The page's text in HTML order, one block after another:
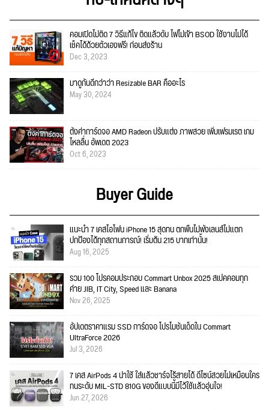
คอมเปิดไม่ติด 7 วิธีแก้ไข ติดแล้วดับ ไฟไม่เข้า BSOD ใช้งานไม่ได้
เช็คได้ด้วยตัวเองฟรี! ก่อนส่งร้าน
Dec 3, 2023
มาดูกันดีกว่าว่า Resizable BAR คืออะไร
May 30, 2024
ตั้งค่าการ์ดจอ AMD Radeon ปรับแต่ง ภาพสวย เพิ่มเฟรมเรต เกม
ไหลลื่น อัพเดต 2023
Oct 6, 2023
Buyer Guide
แนะนำ 7 เคสไอโฟน iPhone 15 สุดทน ตกพื้นไม่พังเลนส์ไม่แตก
ปกป้องได้ทุกสถานการณ์! เริ่มต้น 215 บาทเท่านั้น!
Aug 16, 2025
รวม 100 โปรคอมประกอบ Commart Unbox 2025 สเปคคอมทุก
ค่าย JIB, IT City, Speed และ Banana
Nov 26, 2025
อัปเดตราคาแรม SSD การ์ดจอ โปรโมชั่นเด็ดใน Commart
UltraForce 2026
Jul 3, 2026
7 เคส AirPods 4 น่าใช้ ใส่แล้วชาร์จไร้สายได้ ดีไซน์สวยไม่เหมือนใคร
ทนระดับ MIL-STD 810G ของดีแบบนี้มีไว้ใช้แล้วอุ่นใจ!
Jun 27, 2026